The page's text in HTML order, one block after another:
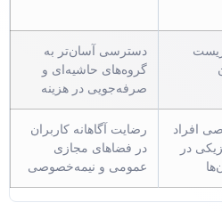
دسترسی آسان‌تر به
گروه‌های حاشیه‌ای و
صرفه‌جویی در هزینه
افراد
در
رضایت آگاهانه کاربران
در فضاهای مجازی
عمومی و نیمه‌خصوصی